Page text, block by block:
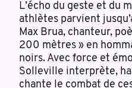
L’écho du geste et du
athlètes parvient
Max Brua, chanteur,
200 mètres » en
noirs. Avec force et
Solleville interprète,
chante le combat de